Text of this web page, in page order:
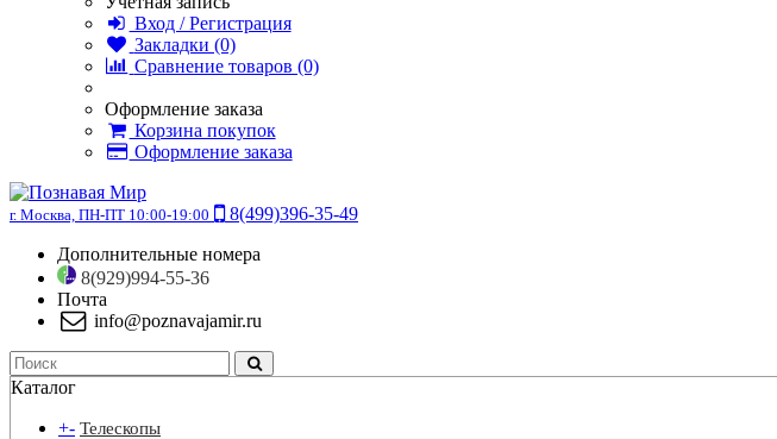
Вход / Регистрация
Закладки (0)
Сравнение товаров (0)
Оформление заказа
Корзина покупок
Оформление заказа
г. Москва, ПН-ПТ 10:00-19:00
8(499)396-35-49
Дополнительные номера
8(929)994-55-36
Почта
info@poznavajamir.ru
Каталог
+- Телескопы